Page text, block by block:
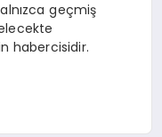
geçmiş
habercisidir.